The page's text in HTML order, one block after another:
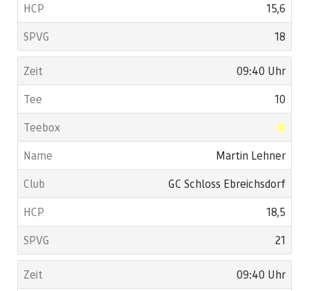
15,6
18
09:40 Uhr
10
Martin Lehner
GC Schloss Ebreichsdorf
18,5
21
09:40 Uhr